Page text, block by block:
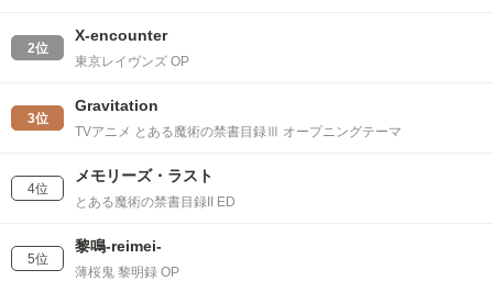
2位
X-encounter
東京レイヴンズ OP
3位
Gravitation
TVアニメ とある魔術の禁書目録Ⅲ オープニングテーマ
4位
メモリーズ・ラスト
とある魔術の禁書目録II ED
5位
黎鳴-reimei-
薄桜鬼 黎明録 OP